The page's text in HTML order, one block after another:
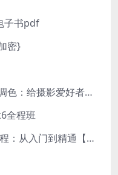
子书pdf
密}
Thomas看看世界 摄影后期调色：给摄影爱好者的色彩课 网盘下载
全程班
陈老师 手机影像创作实战课程：从入门到精通【完结】